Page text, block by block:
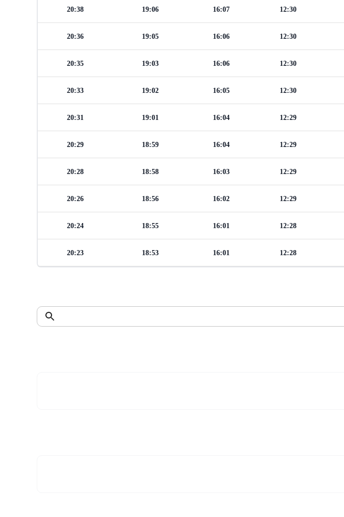
12:30
16:07
19:06
20:38
12:30
16:06
19:05
20:36
12:30
16:06
19:03
20:35
12:30
16:05
19:02
20:33
12:29
16:04
19:01
20:31
12:29
16:04
18:59
20:29
12:29
16:03
18:58
20:28
12:29
16:02
18:56
20:26
12:28
16:01
18:55
20:24
12:28
16:01
18:53
20:23